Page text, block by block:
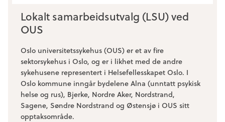
Lokalt samarbeidsutvalg (LSU) ved
OUS
Oslo universitetssykehus (OUS) er et av fire
sektorsykehus i Oslo, og er i likhet med de andre
sykehusene representert i Helsefellesskapet Oslo. I
Oslo kommune inngår bydelene Alna (unntatt psykisk
helse og rus), Bjerke, Nordre Aker, Nordstrand,
Sagene, Søndre Nordstrand og Østensjø i OUS sitt
opptaksområde.